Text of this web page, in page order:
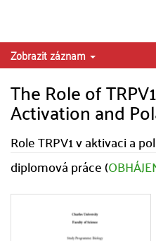
Zobrazit záznam
The Role of
Activation and
Role TRPV1 v aktivaci a
diplomová práce (